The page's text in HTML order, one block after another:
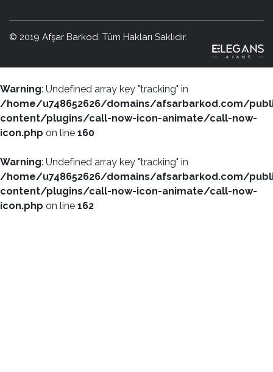
© 2019 Afşar Barkod. Tüm Hakları Saklıdır.
Warning: Undefined array key "tracking" in
/home/u748652626/domains/afsarbarkod.com/
content/plugins/call-now-icon-animate/call-now-
icon.php on line 160
Warning: Undefined array key "tracking" in
/home/u748652626/domains/afsarbarkod.com/
content/plugins/call-now-icon-animate/call-now-
icon.php on line 162